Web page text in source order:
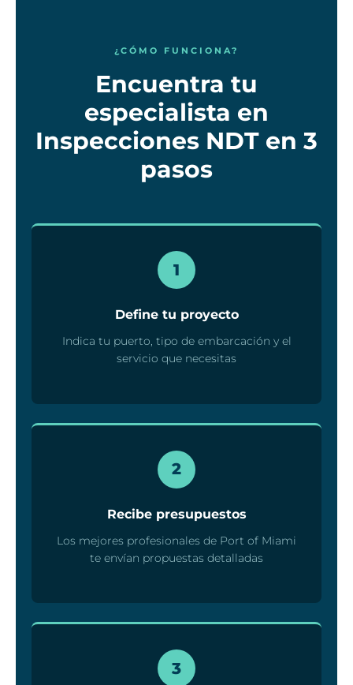
¿CÓMO FUNCIONA?
Encuentra tu
especialista en
Inspecciones NDT en 3
pasos
1
Define tu proyecto
Indica tu puerto, tipo de embarcación y el
servicio que necesitas
2
Recibe presupuestos
Los mejores profesionales de Port of Miami
te envían propuestas detalladas
3